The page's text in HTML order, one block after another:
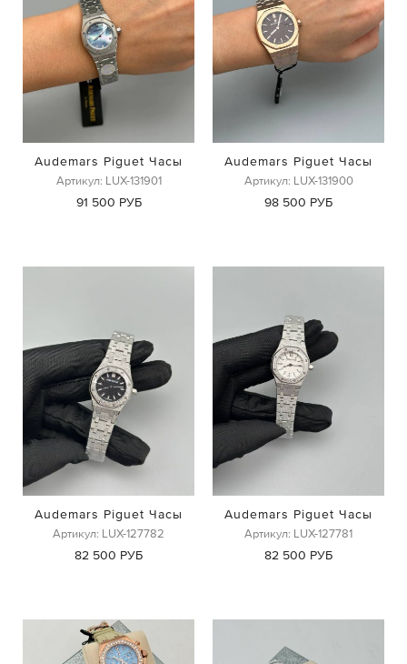
Audemars Piguet Часы
Артикул: LUX-131901
91 500 РУБ
Audemars Piguet Часы
Артикул: LUX-131900
98 500 РУБ
Audemars Piguet Часы
Артикул: LUX-127782
82 500 РУБ
Audemars Piguet Часы
Артикул: LUX-127781
82 500 РУБ